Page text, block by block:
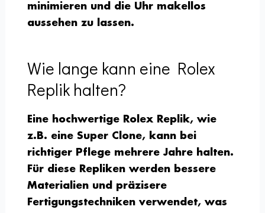
minimieren und die Uhr makellos
aussehen zu lassen.
Wie lange kann eine Rolex
Replik halten?
Eine hochwertige Rolex Replik, wie
z.B. eine Super Clone, kann bei
richtiger Pflege mehrere Jahre halten.
Für diese Repliken werden bessere
Materialien und präzisere
Fertigungstechniken verwendet, was